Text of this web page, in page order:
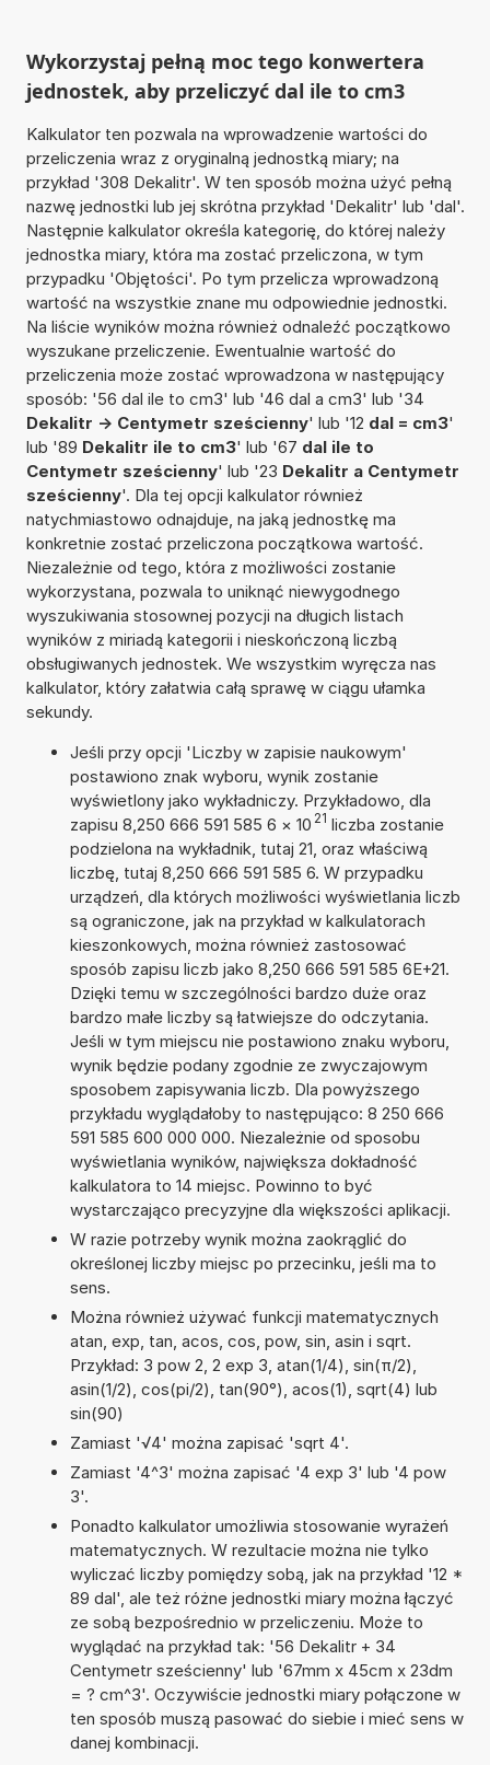
Wykorzystaj pełną moc tego konwertera
jednostek, aby przeliczyć dal ile to cm3
Kalkulator ten pozwala na wprowadzenie wartości do
przeliczenia wraz z oryginalną jednostką miary; na
przykład '308 Dekalitr'. W ten sposób można użyć pełną
nazwę jednostki lub jej skrótna przykład 'Dekalitr' lub 'dal'.
Następnie kalkulator określa kategorię, do której należy
jednostka miary, która ma zostać przeliczona, w tym
przypadku 'Objętości'. Po tym przelicza wprowadzoną
wartość na wszystkie znane mu odpowiednie jednostki.
Na liście wyników można również odnaleźć początkowo
wyszukane przeliczenie. Ewentualnie wartość do
przeliczenia może zostać wprowadzona w następujący
sposób: '56 dal ile to cm3' lub '46 dal a cm3' lub '34
Dekalitr -> Centymetr sześcienny' lub '12 dal = cm3'
lub '89 Dekalitr ile to cm3' lub '67 dal ile to
Centymetr sześcienny' lub '23 Dekalitr a Centymetr
sześcienny'. Dla tej opcji kalkulator również
natychmiastowo odnajduje, na jaką jednostkę ma
konkretnie zostać przeliczona początkowa wartość.
Niezależnie od tego, która z możliwości zostanie
wykorzystana, pozwala to uniknąć niewygodnego
wyszukiwania stosownej pozycji na długich listach
wyników z miriadą kategorii i nieskończoną liczbą
obsługiwanych jednostek. We wszystkim wyręcza nas
kalkulator, który załatwia całą sprawę w ciągu ułamka
sekundy.
Jeśli przy opcji 'Liczby w zapisie naukowym'
postawiono znak wyboru, wynik zostanie
wyświetlony jako wykładniczy. Przykładowo, dla
zapisu 8,250 666 591 585 6 × 10 21 liczba zostanie
podzielona na wykładnik, tutaj 21, oraz właściwą
liczbę, tutaj 8,250 666 591 585 6. W przypadku
urządzeń, dla których możliwości wyświetlania liczb
są ograniczone, jak na przykład w kalkulatorach
kieszonkowych, można również zastosować
sposób zapisu liczb jako 8,250 666 591 585 6E+21.
Dzięki temu w szczególności bardzo duże oraz
bardzo małe liczby są łatwiejsze do odczytania.
Jeśli w tym miejscu nie postawiono znaku wyboru,
wynik będzie podany zgodnie ze zwyczajowym
sposobem zapisywania liczb. Dla powyższego
przykładu wyglądałoby to następująco: 8 250 666
591 585 600 000 000. Niezależnie od sposobu
wyświetlania wyników, największa dokładność
kalkulatora to 14 miejsc. Powinno to być
wystarczająco precyzyjne dla większości aplikacji.
W razie potrzeby wynik można zaokrąglić do
określonej liczby miejsc po przecinku, jeśli ma to
sens.
Można również używać funkcji matematycznych
atan, exp, tan, acos, cos, pow, sin, asin i sqrt.
Przykład: 3 pow 2, 2 exp 3, atan(1/4), sin(π/2),
asin(1/2), cos(pi/2), tan(90°), acos(1), sqrt(4) lub
sin(90)
Zamiast '√4' można zapisać 'sqrt 4'.
Zamiast '4^3' można zapisać '4 exp 3' lub '4 pow
3'.
Ponadto kalkulator umożliwia stosowanie wyrażeń
matematycznych. W rezultacie można nie tylko
wyliczać liczby pomiędzy sobą, jak na przykład '12 *
89 dal', ale też różne jednostki miary można łączyć
ze sobą bezpośrednio w przeliczeniu. Może to
wyglądać na przykład tak: '56 Dekalitr + 34
Centymetr sześcienny' lub '67mm x 45cm x 23dm
= ? cm^3'. Oczywiście jednostki miary połączone w
ten sposób muszą pasować do siebie i mieć sens w
danej kombinacji.